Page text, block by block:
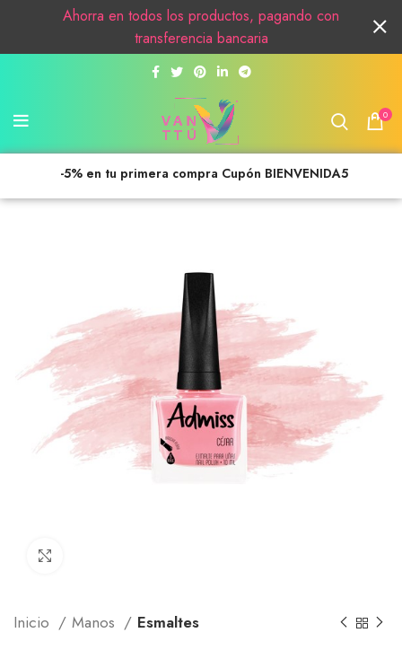
0
-5% en tu primera compra Cupón BIENVENIDA5
Inicio Manos Esmaltes
Ahorra en todos los productos, pagando con
transferencia bancaria